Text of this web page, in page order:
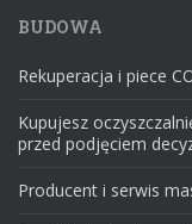
BUDOWA
Rekuperacja i piece
Kupujesz
przed podjęciem
Producent i serwis